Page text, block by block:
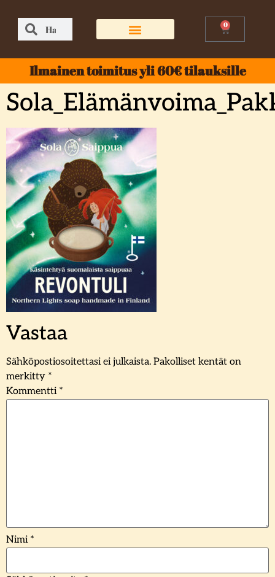
0
Ilmainen toimitus yli 60€ tilauksille
Vastaa
Sähköpostiosoitettasi ei julkaista. Pakolliset kentät on
merkitty *
Kommentti *
Nimi *